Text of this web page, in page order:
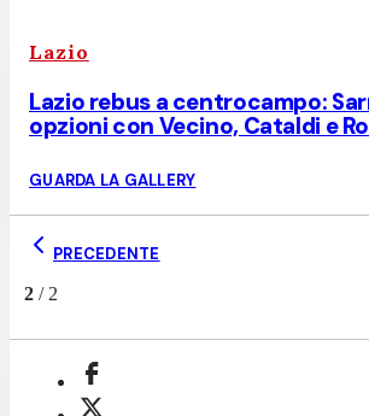
Lazio
Lazio rebus a centrocampo:
opzioni con Vecino, Cataldi e
GUARDA LA GALLERY
PRECEDENTE
2 / 2